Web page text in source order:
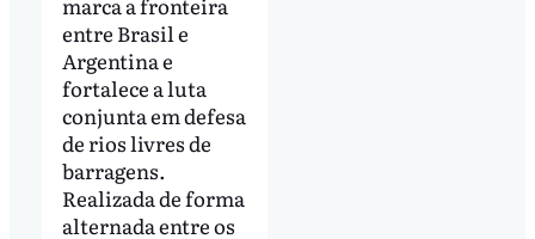
entre Brasil e
Argentina e
fortalece a luta
conjunta em defesa
de rios livres de
barragens.
Realizada de forma
alternada entre os